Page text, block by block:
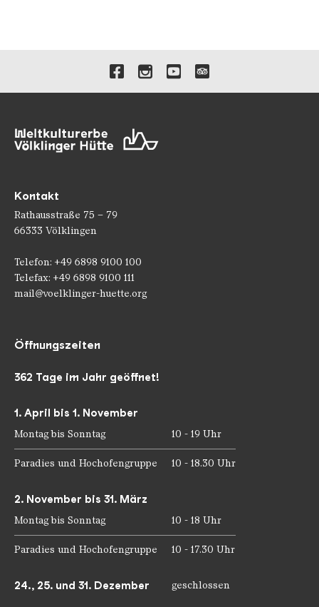
Verlinkungen zu unseren
Kontakt
Rathausstraße 75 – 79
66333 Völklingen
Telefon: +49 6898 9100 100
Telefax: +49 6898 9100 111
mail@voelklinger-huette.org
Öffnungszeiten
362 Tage im Jahr geöffnet!
1. April bis 1. November
Montag bis Sonntag 10 - 19 Uhr
Paradies und Hochofengruppe 10 - 18.30 Uhr
2. November bis 31. März
Montag bis Sonntag 10 - 18 Uhr
Paradies und Hochofengruppe 10 - 17.30 Uhr
24., 25. und 31. Dezember geschlossen